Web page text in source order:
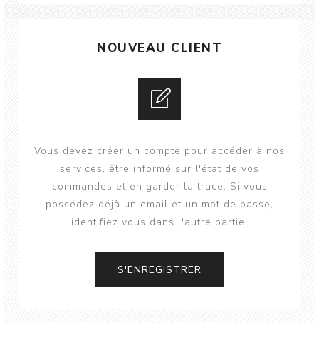
NOUVEAU CLIENT
Vous devez créer un compte pour accéder à nos
services, être informé sur l'état de vos
commandes et en garder la trace. Si vous
possédez déjà un email et un mot de passe,
identifiez vous dans l'autre partie.
S'ENREGISTRER